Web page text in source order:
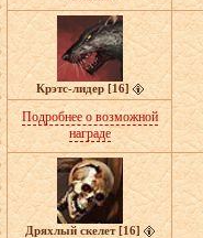
Крэтс-лидер [16]
Подробнее о возможной
награде
Дряхлый скелет [16]